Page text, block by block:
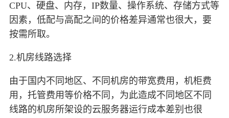
CPU、硬盘、内存，IP数量、操作系统、存储方式等
因素，低配与高配之间的价格差异通常也很大，要
按需所取。
2.机房线路选择
由于国内不同地区、不同机房的带宽费用，机柜费
用，托管费用等价格不同，为此造成不同地区不同
线路的机房所架设的云服务器运行成本差别也很